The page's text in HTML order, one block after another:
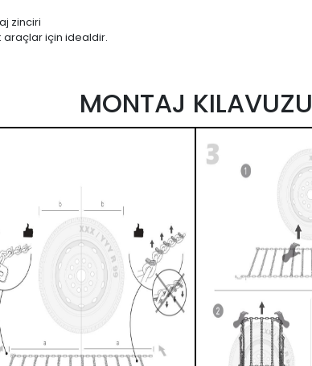
zinciri
araçlar için idealdir.
MONTAJ KILAVUZU